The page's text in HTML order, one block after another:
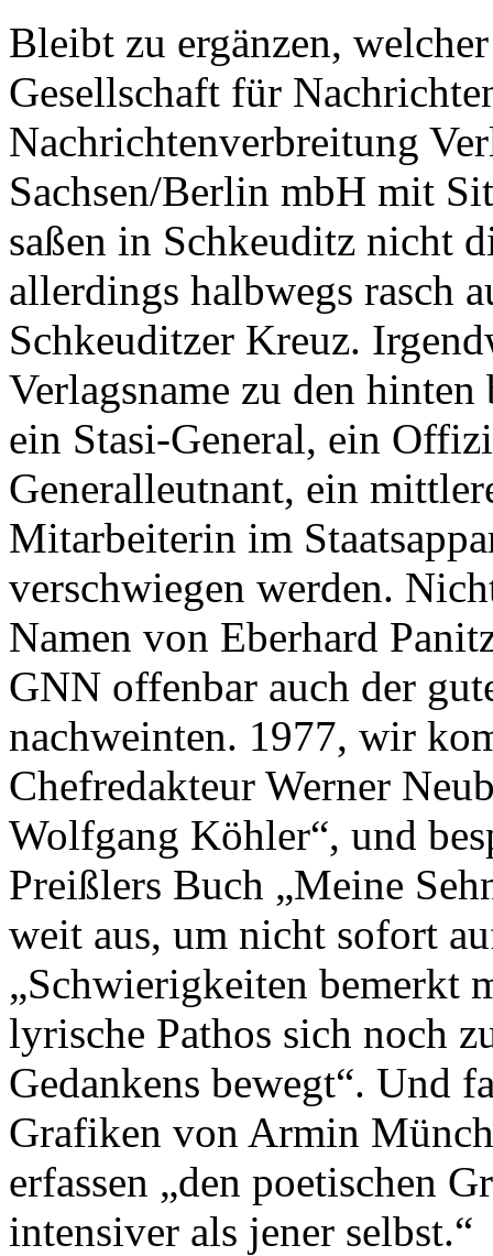
Bleibt zu ergänzen,
Gesellschaft für
Nachrichtenverbreitung
Sachsen/Berlin mbH mit
saßen in Schkeuditz nicht
allerdings halbwegs rasch
Schkeuditzer Kreuz.
Verlagsname zu den
ein Stasi-General, ein
Generalleutnant, ein
Mitarbeiterin im
verschwiegen werden.
Namen von Eberhard
GNN offenbar auch der
nachweinten. 1977, wir
Chefredakteur Werner
Wolfgang Köhler“, und
Preißlers Buch „Meine
weit aus, um nicht sofort
„Schwierigkeiten bemerkt
lyrische Pathos sich noch
Gedankens bewegt“. Und
Grafiken von Armin
erfassen „den poetischen
intensiver als jener selbst.“